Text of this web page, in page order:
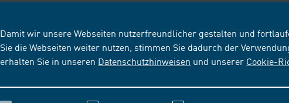
Damit wir unsere Webseiten nutzerfreundlicher gestalten und
Sie die Webseiten weiter nutzen, stimmen Sie dadurch der
erhalten Sie in unseren Datenschutzhinweisen und unserer Cookie-